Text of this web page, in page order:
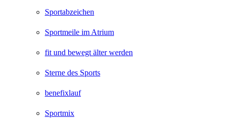
Sportabzeichen
Sportmeile im Atrium
fit und bewegt älter werden
Sterne des Sports
benefixlauf
Sportmix